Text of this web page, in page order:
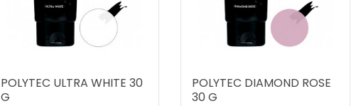
POLYTEC ULTRA WHITE 30
G
POLYTEC DIAMOND ROSE
30 G